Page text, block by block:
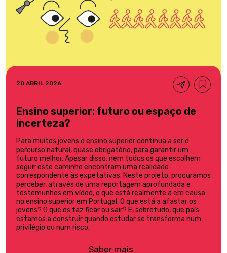
20 ABRIL 2026
Ensino superior: futuro ou espaço de
incerteza?
Para muitos jovens o ensino superior continua a ser o
percurso natural, quase obrigatório, para garantir um
futuro melhor. Apesar disso, nem todos os que escolhem
seguir este caminho encontram uma realidade
correspondente às expetativas. Neste projeto, procuramos
perceber, através de uma reportagem aprofundada e
testemunhos em vídeo, o que está realmente a em causa
no ensino superior em Portugal. O que está a afastar os
jovens? O que os faz ficar ou sair? E, sobretudo, que país
estamos a construir quando estudar se transforma num
privilégio ou num risco.
Saber mais